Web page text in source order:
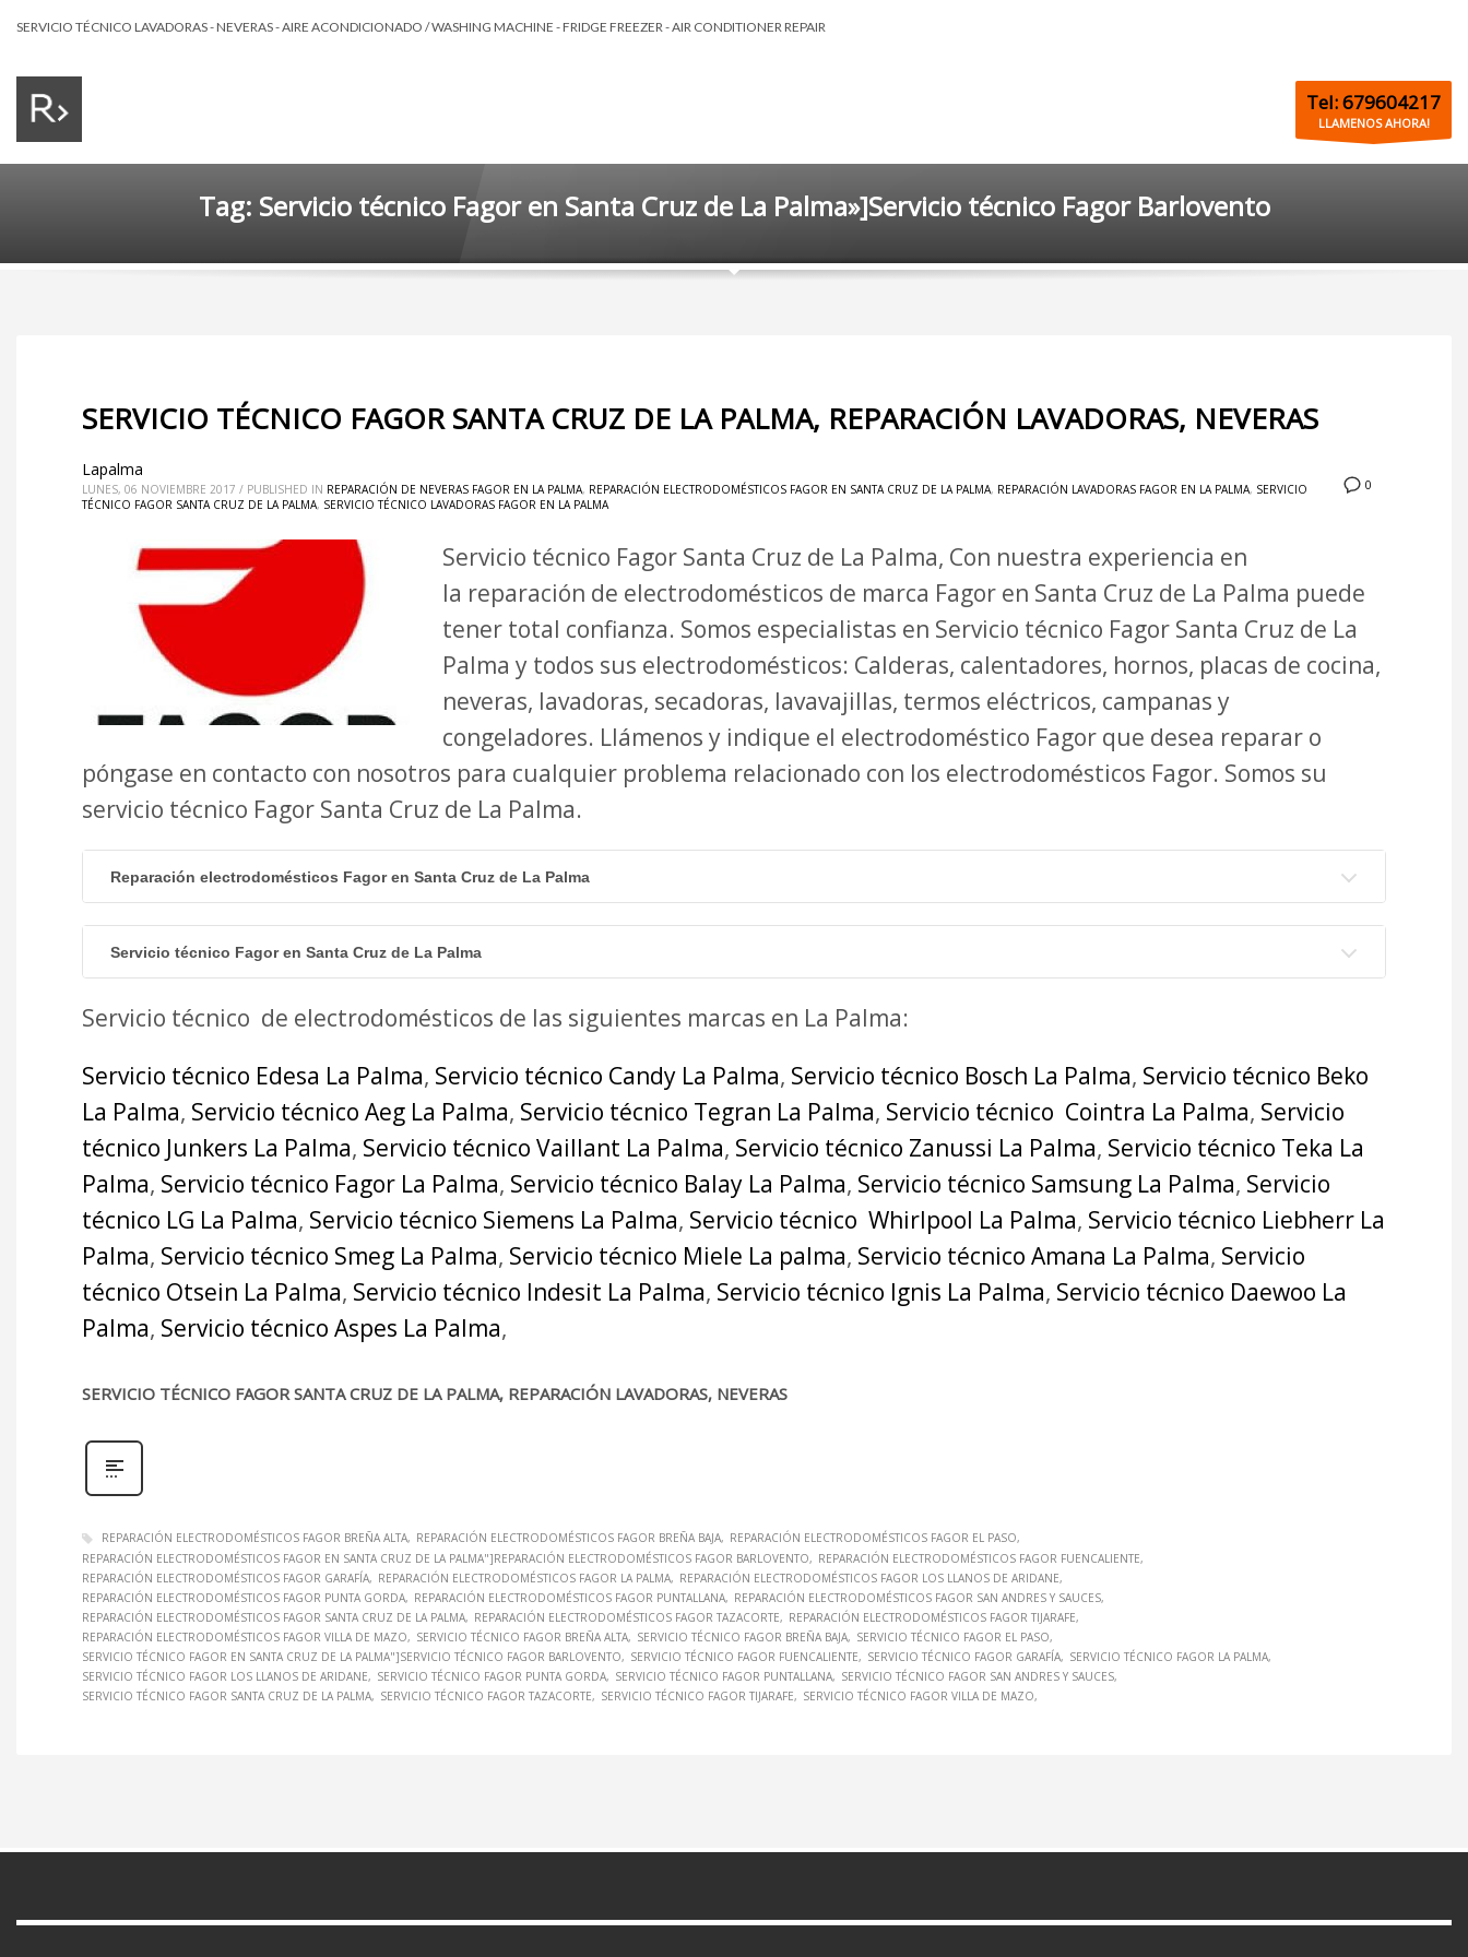
SERVICIO TÉCNICO LAVADORAS - NEVERAS - AIRE ACONDICIONADO / WASHING MACHINE - FRIDGE FREEZER - AIR CONDITIONER REPAIR
Tel: 679604217
LLAMENOS AHORA!
Tag: Servicio técnico Fagor en Santa Cruz de La Palma»]Servicio técnico Fagor Barlovento
SERVICIO TÉCNICO FAGOR SANTA CRUZ DE LA PALMA, REPARACIÓN LAVADORAS, NEVERAS
0
Lapalma
LUNES, 06 NOVIEMBRE 2017 / PUBLISHED IN REPARACIÓN DE NEVERAS FAGOR EN LA PALMA, REPARACIÓN ELECTRODOMÉSTICOS FAGOR EN SANTA CRUZ DE LA PALMA, REPARACIÓN LAVADORAS FAGOR EN LA PALMA, SERVICIO
TÉCNICO FAGOR SANTA CRUZ DE LA PALMA, SERVICIO TÉCNICO LAVADORAS FAGOR EN LA PALMA
Servicio técnico Fagor Santa Cruz de La Palma, Con nuestra experiencia en
la reparación de electrodomésticos de marca Fagor en Santa Cruz de La Palma puede
tener total confianza. Somos especialistas en Servicio técnico Fagor Santa Cruz de La
Palma y todos sus electrodomésticos: Calderas, calentadores, hornos, placas de cocina,
neveras, lavadoras, secadoras, lavavajillas, termos eléctricos, campanas y
congeladores. Llámenos y indique el electrodoméstico Fagor que desea reparar o
póngase en contacto con nosotros para cualquier problema relacionado con los electrodomésticos Fagor. Somos su
servicio técnico Fagor Santa Cruz de La Palma.
Reparación electrodomésticos Fagor en Santa Cruz de La Palma
Servicio técnico Fagor en Santa Cruz de La Palma
Servicio técnico de electrodomésticos de las siguientes marcas en La Palma:
Servicio técnico Edesa La Palma, Servicio técnico Candy La Palma, Servicio técnico Bosch La Palma, Servicio técnico Beko
La Palma, Servicio técnico Aeg La Palma, Servicio técnico Tegran La Palma, Servicio técnico Cointra La Palma, Servicio
técnico Junkers La Palma, Servicio técnico Vaillant La Palma, Servicio técnico Zanussi La Palma, Servicio técnico Teka La
Palma, Servicio técnico Fagor La Palma, Servicio técnico Balay La Palma, Servicio técnico Samsung La Palma, Servicio
técnico LG La Palma, Servicio técnico Siemens La Palma, Servicio técnico Whirlpool La Palma, Servicio técnico Liebherr La
Palma, Servicio técnico Smeg La Palma, Servicio técnico Miele La palma, Servicio técnico Amana La Palma, Servicio
técnico Otsein La Palma, Servicio técnico Indesit La Palma, Servicio técnico Ignis La Palma, Servicio técnico Daewoo La
Palma, Servicio técnico Aspes La Palma,
SERVICIO TÉCNICO FAGOR SANTA CRUZ DE LA PALMA, REPARACIÓN LAVADORAS, NEVERAS
REPARACIÓN ELECTRODOMÉSTICOS FAGOR BREÑA ALTA REPARACIÓN ELECTRODOMÉSTICOS FAGOR BREÑA BAJA
REPARACIÓN ELECTRODOMÉSTICOS FAGOR EL PASO
REPARACIÓN ELECTRODOMÉSTICOS FAGOR EN SANTA CRUZ DE LA PALMA"]REPARACIÓN ELECTRODOMÉSTICOS FAGOR BARLOVENTO
REPARACIÓN ELECTRODOMÉSTICOS FAGOR FUENCALIENTE
REPARACIÓN ELECTRODOMÉSTICOS FAGOR GARAFÍA
REPARACIÓN ELECTRODOMÉSTICOS FAGOR LA PALMA
REPARACIÓN ELECTRODOMÉSTICOS FAGOR LOS LLANOS DE ARIDANE
REPARACIÓN ELECTRODOMÉSTICOS FAGOR PUNTA GORDA
REPARACIÓN ELECTRODOMÉSTICOS FAGOR PUNTALLANA
REPARACIÓN ELECTRODOMÉSTICOS FAGOR SAN ANDRES Y SAUCES
REPARACIÓN ELECTRODOMÉSTICOS FAGOR SANTA CRUZ DE LA PALMA
REPARACIÓN ELECTRODOMÉSTICOS FAGOR TAZACORTE
REPARACIÓN ELECTRODOMÉSTICOS FAGOR TIJARAFE
REPARACIÓN ELECTRODOMÉSTICOS FAGOR VILLA DE MAZO
SERVICIO TÉCNICO FAGOR BREÑA ALTA SERVICIO TÉCNICO FAGOR BREÑA BAJA
SERVICIO TÉCNICO FAGOR EL PASO
SERVICIO TÉCNICO FAGOR EN SANTA CRUZ DE LA PALMA"]SERVICIO TÉCNICO FAGOR BARLOVENTO
SERVICIO TÉCNICO FAGOR FUENCALIENTE SERVICIO TÉCNICO FAGOR GARAFÍA
SERVICIO TÉCNICO FAGOR LA PALMA
SERVICIO TÉCNICO FAGOR LOS LLANOS DE ARIDANE
SERVICIO TÉCNICO FAGOR PUNTA GORDA SERVICIO TÉCNICO FAGOR PUNTALLANA
SERVICIO TÉCNICO FAGOR SAN ANDRES Y SAUCES
SERVICIO TÉCNICO FAGOR SANTA CRUZ DE LA PALMA
SERVICIO TÉCNICO FAGOR TAZACORTE SERVICIO TÉCNICO FAGOR TIJARAFE SERVICIO TÉCNICO FAGOR VILLA DE MAZO